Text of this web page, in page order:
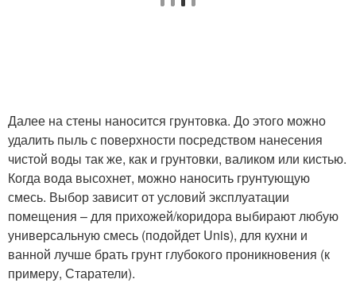
Далее на стены наносится грунтовка. До этого можно
удалить пыль с поверхности посредством нанесения
чистой воды так же, как и грунтовки, валиком или кистью.
Когда вода высохнет, можно наносить грунтующую
смесь. Выбор зависит от условий эксплуатации
помещения – для прихожей/коридора выбирают любую
универсальную смесь (подойдет Unis), для кухни и
ванной лучше брать грунт глубокого проникновения (к
примеру, Старатели).